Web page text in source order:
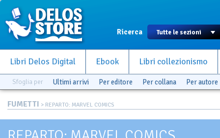
Ricerca
Libri Delos Digital Ebook Libri collezionismo
Sfoglia per Ultimi arrivi Per editore Per collana Per autore
FUMETTI > REPARTO: MARVEL COMICS